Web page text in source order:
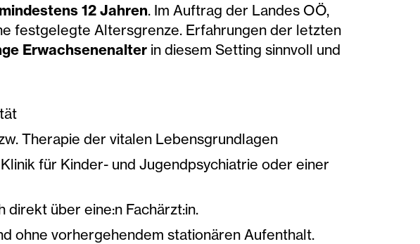
mindestens 12 Jahren. Im Auftrag der Landes OÖ,
festgelegte Altersgrenze. Erfahrungen der letzten
Erwachsenenalter in diesem Setting sinnvoll und
Therapie der vitalen Lebensgrundlagen
für Kinder- und Jugendpsychiatrie oder einer
direkt über eine:n Fachärzt:in.
ohne vorhergehendem stationären Aufenthalt.